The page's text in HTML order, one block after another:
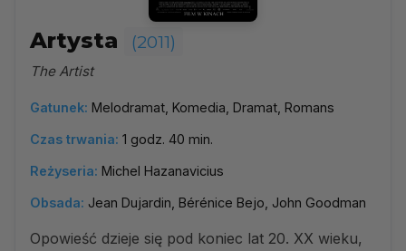
Artysta (2011)
The Artist
Gatunek: Melodramat, Komedia, Dramat, Romans
Czas trwania: 1 godz. 40 min.
Reżyseria: Michel Hazanavicius
Obsada: Jean Dujardin, Bérénice Bejo, John Goodman
Opowieść dzieje się pod koniec lat 20. XX wieku,